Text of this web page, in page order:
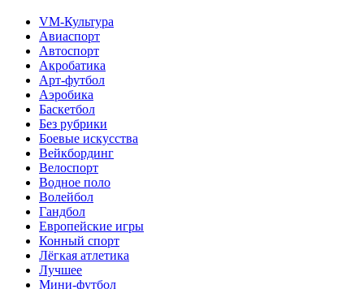
VM-Культура
Авиаспорт
Автоспорт
Акробатика
Арт-футбол
Аэробика
Баскетбол
Без рубрики
Боевые искусства
Вейкбординг
Велоспорт
Водное поло
Волейбол
Гандбол
Европейские игры
Конный спорт
Лёгкая атлетика
Лучшее
Мини-футбол